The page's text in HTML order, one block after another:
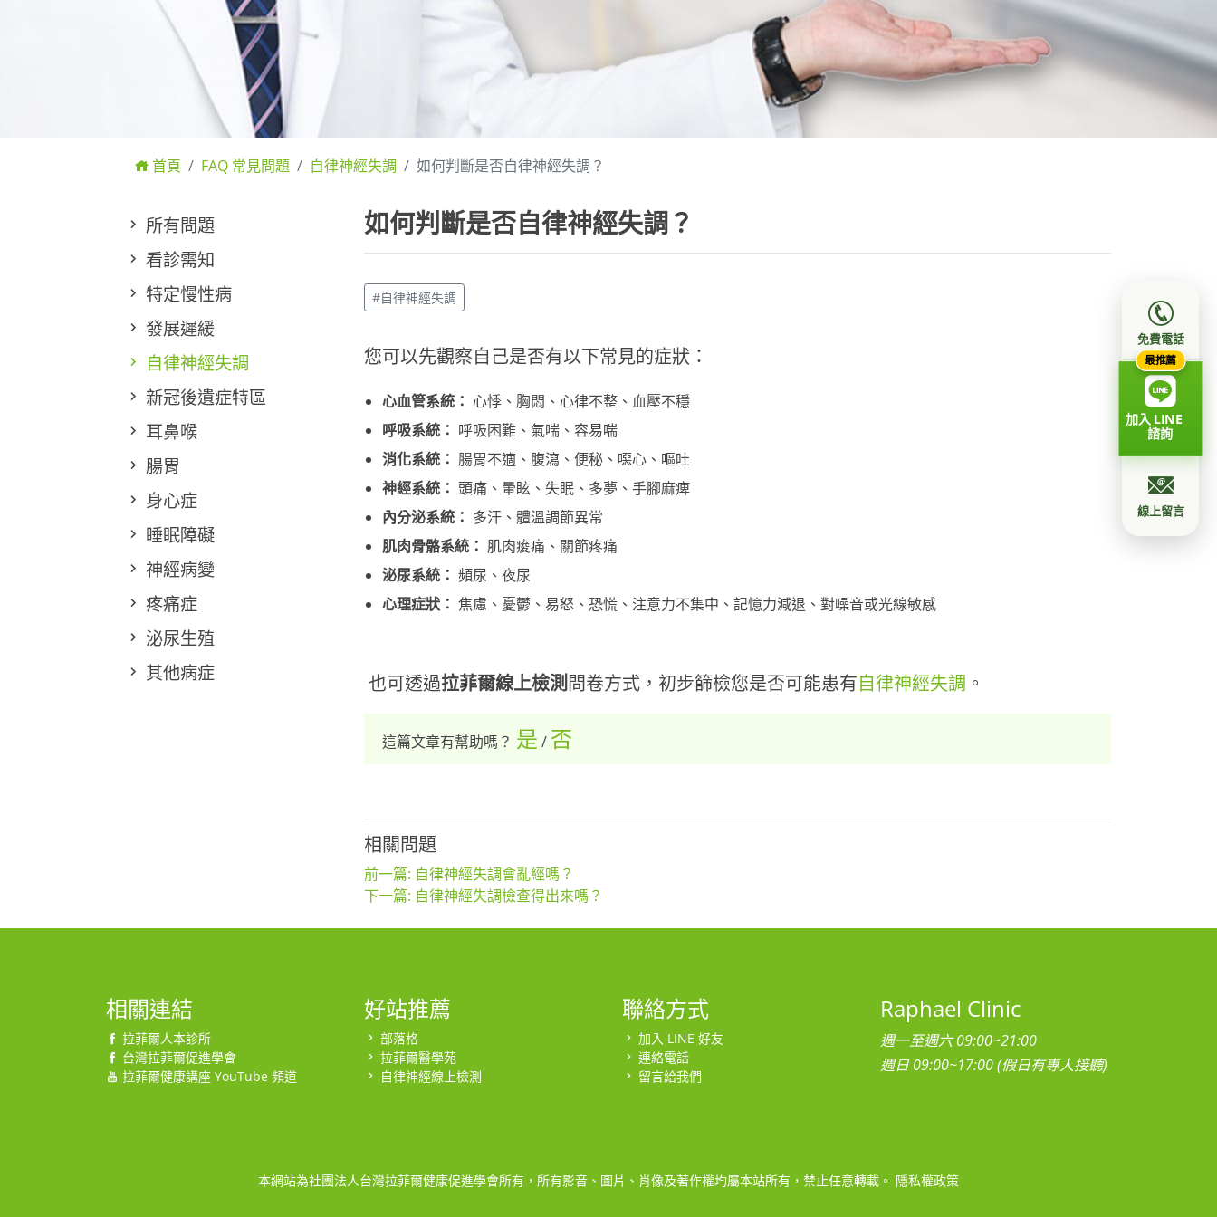
首頁 FAQ 常見問題 自律神經失調 如何判斷是否自律神經失調？
所有問題
看診需知
特定慢性病
發展遲緩
自律神經失調
新冠後遺症特區
耳鼻喉
腸胃
身心症
睡眠障礙
神經病變
疼痛症
泌尿生殖
其他病症
如何判斷是否自律神經失調？
#自律神經失調
您可以先觀察自己是否有以下常見的症狀：
心血管系統： 心悸、胸悶、心律不整、血壓不穩
呼吸系統： 呼吸困難、氣喘、容易喘
消化系統： 腸胃不適、腹瀉、便秘、噁心、嘔吐
神經系統： 頭痛、暈眩、失眠、多夢、手腳麻痺
內分泌系統： 多汗、體溫調節異常
肌肉骨骼系統： 肌肉痠痛、關節疼痛
泌尿系統： 頻尿、夜尿
心理症狀： 焦慮、憂鬱、易怒、恐慌、注意力不集中、記憶力減退、對噪音或光線敏感
也可透過拉菲爾線上檢測 問卷方式，初步篩檢您是否可能患有自律神經失調 。
這篇文章有幫助嗎？ 是 / 否
相關問題
前一篇: 自律神經失調會亂經嗎？
下一篇: 自律神經失調檢查得出來嗎？
相關連結
拉菲爾人本診所
台灣拉菲爾促進學會
拉菲爾健康講座 YouTube 頻道
好站推薦
部落格
拉菲爾醫學苑
自律神經線上檢測
聯絡方式
加入 LINE 好友
連絡電話
留言給我們
Raphael Clinic
週一至週六 09:00~21:00
週日 09:00~17:00 (假日有專人接聽)
本網站為社團法人台灣拉菲爾健康促進學會所有，所有影音、圖片、肖像及著作權均屬本站所有，禁止任意轉載。 隱私權政策
免費電話
最推薦
加入 LINE
諮詢
線上留言